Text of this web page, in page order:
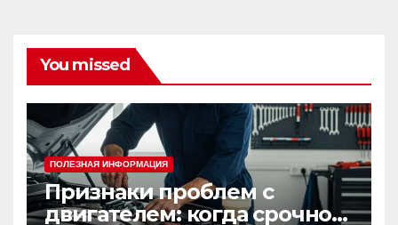
You missed
ПОЛЕЗНАЯ ИНФОРМАЦИЯ
Признаки проблем с
двигателем: когда срочно